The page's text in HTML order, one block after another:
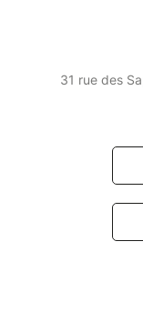
31 rue des